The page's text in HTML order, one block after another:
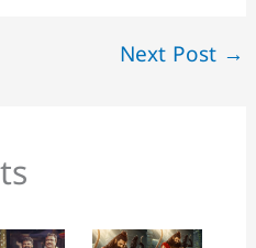
Next Post →